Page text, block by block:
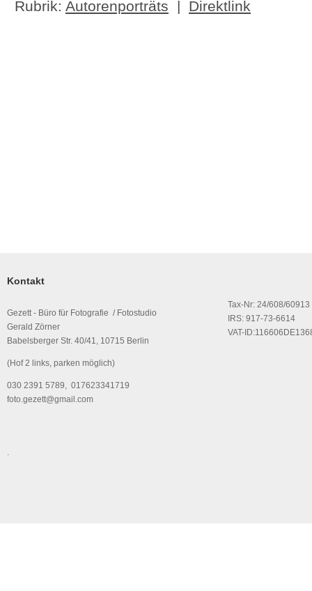
Rubrik: Autorenporträts | Direktlink
Kontakt
Gezett - Büro für Fotografie / Fotostudio
Gerald Zörner
Babelsberger Str. 40/41, 10715 Berlin
(Hof 2 links, parken möglich)
030 2391 5789, 017623341719
foto.gezett@gmail.com
Tax-Nr: 24/608/60913
IRS: 917-73-6614
VAT-
.